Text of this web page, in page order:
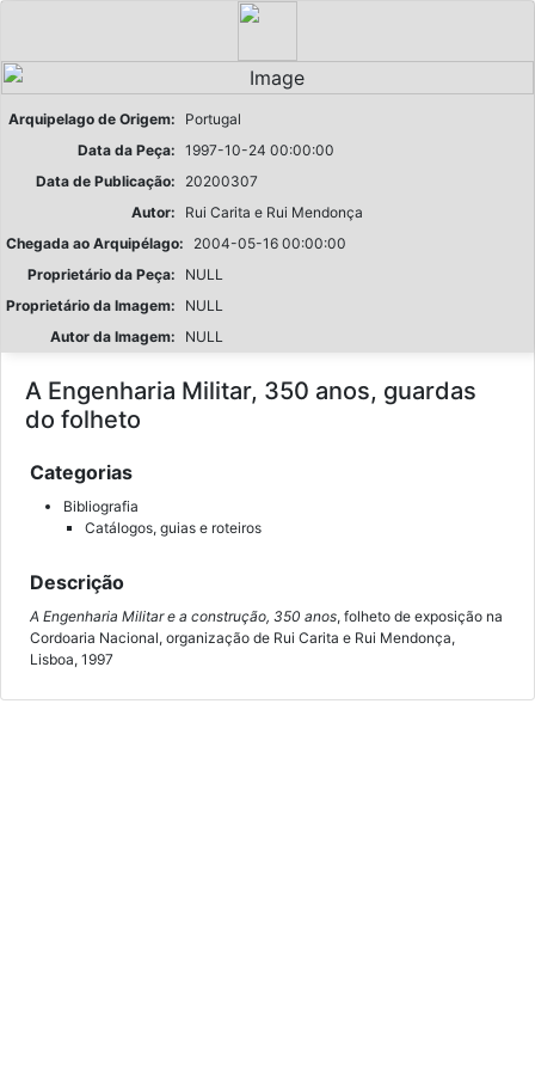
Arquipelago de Origem:
Portugal
Data da Peça: 1997-10-24 00:00:00
Data de Publicação:
20200307
Autor:
Rui Carita e Rui Mendonça
Chegada ao Arquipélago:
2004-05-16 00:00:00
Proprietário da Peça:
NULL
Proprietário da Imagem:
NULL
Autor da Imagem:
NULL
A Engenharia Militar, 350 anos, guardas
do folheto
Categorias
Bibliografia
Catálogos, guias e roteiros
Descrição
A Engenharia Militar e a construção, 350 anos, folheto de exposição na
Cordoaria Nacional, organização de Rui Carita e Rui Mendonça,
Lisboa, 1997